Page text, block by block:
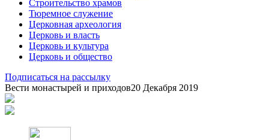
Строительство храмов
Тюремное служение
Церковная археология
Церковь и власть
Церковь и культура
Церковь и общество
Подписаться на рассылку
Вести монастырей и приходов20 Декабря 2019